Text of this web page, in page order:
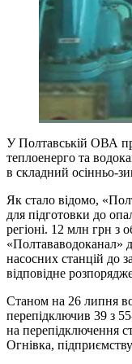
У Полтавській ОВА
теплоенерго та
в складний осінньо-
Як стало відомо,
для підготовки до
регіоні. 12 млн грн з
«Полтававодоканал»
насосних станцій до
відповідне
Станом на 26 липня
перепідключив 39 з
на перепідключення
Огнівка,